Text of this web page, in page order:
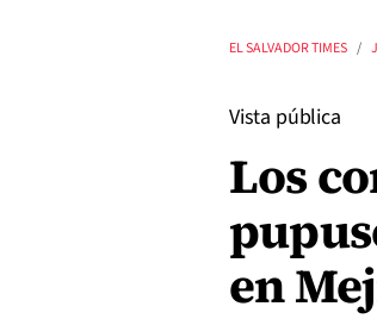
EL SALVADOR TIMES
Vista pública
Los
en